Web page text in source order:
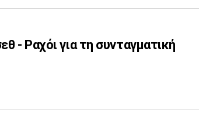
- Ραχόι για τη συνταγματική